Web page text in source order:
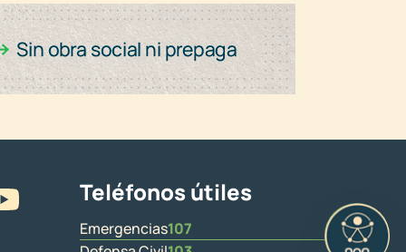
Teléfonos útiles
Emergencias107